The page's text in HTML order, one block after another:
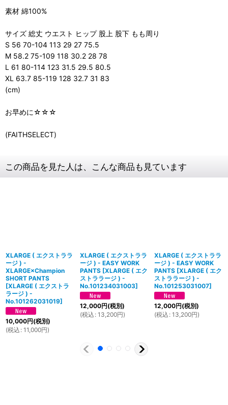
素材 綿100%
サイズ 総丈 ウエスト ヒップ 股上 股下 もも周り
S 56 70-104 113 29 27 75.5
M 58.2 75-109 118 30.2 28 78
L 61 80-114 123 31.5 29.5 80.5
XL 63.7 85-119 128 32.7 31 83
(cm)
お早めに☆☆☆
(FAITHSELECT)
この商品を見た人は、こんな商品も見ています
XLARGE ( エクストララ
ージ ) -
XLARGE×Champion
SHORT PANTS
[XLARGE ( エクストラ
ラージ ) -
No.101262031019]
10,000円(税別)
(税込 : 11,000円)
XLARGE ( エクストララ
ージ ) - EASY WORK
PANTS [XLARGE ( エク
ストララージ ) -
No.101234031003]
12,000円(税別)
(税込 : 13,200円)
XLARGE ( エクストララ
ージ ) - EASY WORK
PANTS [XLARGE ( エク
ストララージ ) -
No.101253031007]
12,000円(税別)
(税込 : 13,200円)